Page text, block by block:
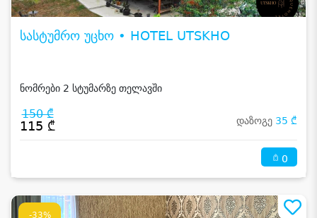
სასტუმრო უცხო • HOTEL UTSKHO
ნომრები 2 სტუმარზე თელავში
150 ₾
115 ₾ დაზოგე 35 ₾
0
-33%